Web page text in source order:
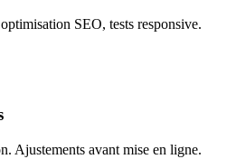
SEO, tests responsive.
Ajustements avant mise en ligne.